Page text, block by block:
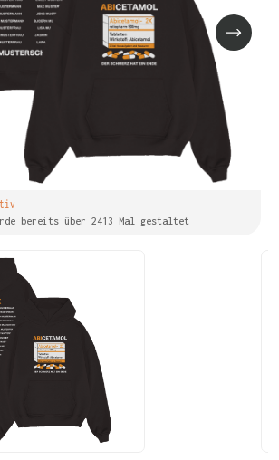
bereits über 2413 Mal gestaltet